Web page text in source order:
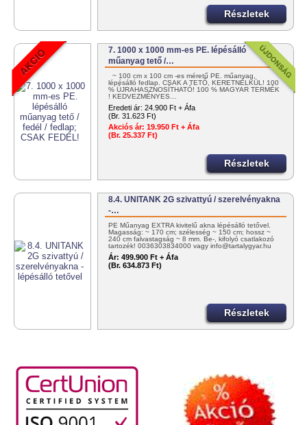
Részletek
7. 1000 x 1000 mm-es PE. lépésálló
műanyag tető /…
~ 100 cm x 100 cm -es méretű PE. műanyag,
lépésálló fedlap. CSAK A TETŐ, KERETNÉLKÜL! 100
% ÚJRAHASZNOSÍTHATÓ! 100 % MAGYAR TERMÉK
! KEDVEZMÉNYES…
Eredeti ár: 24.900 Ft + Áfa
(Br. 31.623 Ft)
Akciós ár: 19.950 Ft + Áfa
(Br. 25.337 Ft)
Részletek
8.4. UNITANK 2G szivattyú / szerelvényakna
-…
PE Műanyag EXTRA kivitelű akna lépésálló tetővel.
Magasság: ~ 170 cm; szélesség ~ 150 cm; hossz ~
240 cm falvastagság ~ 8 mm. Be-, kifolyó csatlakozó
tartozék! 0036303834000 vagy info@tartalygyar.hu
Ár: 499.900 Ft + Áfa
(Br. 634.873 Ft)
Részletek